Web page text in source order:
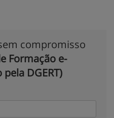
compromisso
Formação e-
DGERT)